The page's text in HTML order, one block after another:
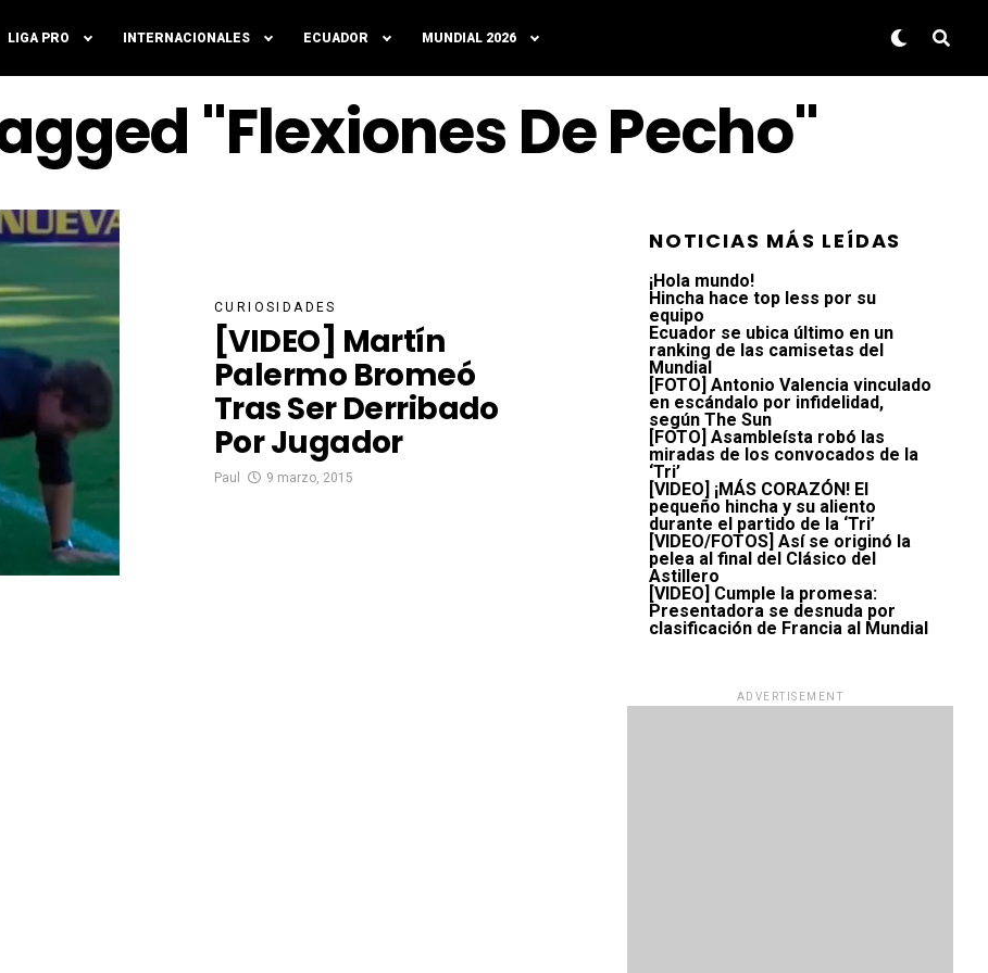
LIGA PRO INTERNACIONALES ECUADOR MUNDIAL 2026
"Flexiones De Pecho"
CURIOSIDADES
[VIDEO] Martín
Palermo Bromeó
Tras Ser Derribado
Por Jugador
Paul 9 marzo, 2015
NOTICIAS MÁS LEÍDAS
¡Hola mundo!
Hincha hace top less por su
equipo
Ecuador se ubica último en un
ranking de las camisetas del
Mundial
[FOTO] Antonio Valencia vinculado
en escándalo por infidelidad,
según The Sun
[FOTO] Asambleísta robó las
miradas de los convocados de la
‘Tri’
[VIDEO] ¡MÁS CORAZÓN! El
pequeño hincha y su aliento
durante el partido de la ‘Tri’
[VIDEO/FOTOS] Así se originó la
pelea al final del Clásico del
Astillero
[VIDEO] Cumple la promesa:
Presentadora se desnuda por
clasificación de Francia al Mundial
ADVERTISEMENT